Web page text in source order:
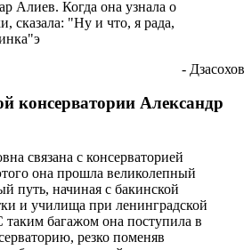
Алиев. Когда она узнала о
сказала: "Ну и что, я рада,
- Дзасохов
консерватории Александр
связана с консерваторией
она прошла великолепный
путь, начиная с бакинской
и училища при ленинградской
таким багажом она поступила в
резко поменяв